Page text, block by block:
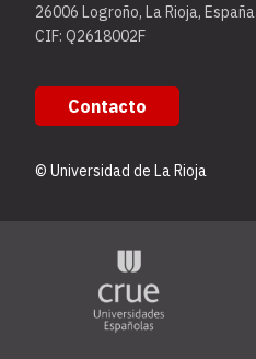
26006 Logroño, La Rioja, España
CIF: Q2618002F
Contacto
© Universidad de La Rioja